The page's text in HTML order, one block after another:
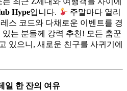
Hype입니다.
주말마다 열리
스 코드와 다채로운 이벤트를 경
는 분들께 강력 추천! 모든 춤꾼
있으니, 새로운 친구를 사귀기에
일 한 잔의 여유